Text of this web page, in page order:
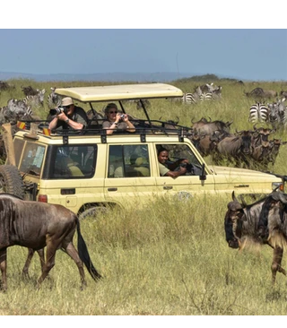
expérience unique en contact avec la
nature. Je peux vous dire que peu
importe l’âge, tout le monde trouvera
son compte en Afrique du Sud.
découvrez